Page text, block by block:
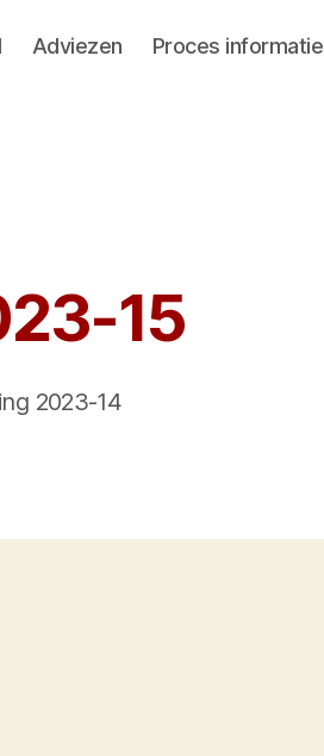
Adviezen Proces informatie
15
2023-14